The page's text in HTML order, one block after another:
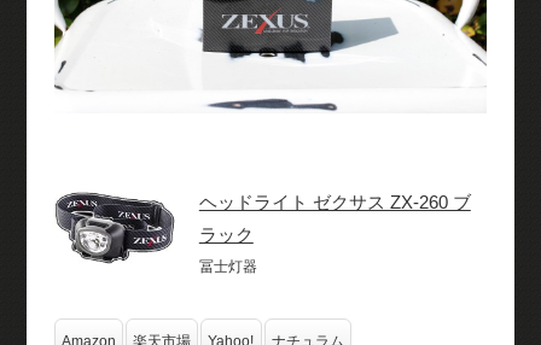
ヘッドライト ゼクサス ZX-260 ブ
ラック
冨士灯器
Amazon 楽天市場 Yahoo! ナチュラム